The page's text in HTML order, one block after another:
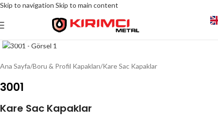
Skip to navigation Skip to main content
Click to enlarge
Ana Sayfa/Boru & Profil Kapakları/Kare Sac Kapaklar
3001
Kare Sac Kapaklar